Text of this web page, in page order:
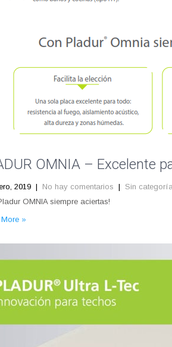
OMNIA – Excelente
2019 | No hay comentarios | Sin
OMNIA siempre aciertas!
»